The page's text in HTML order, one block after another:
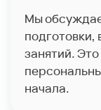
Мы
занятий.
начала.